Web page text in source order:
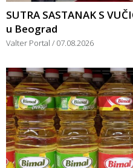
SUTRA SASTANAK S
u Beograd
Valter Portal 07.08.2026